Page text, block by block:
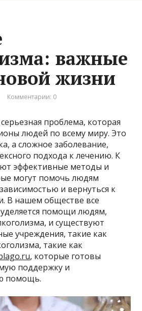
важные
жизни
Комментарии: 0
проблема, которая
людей по всему миру. Это
а сложное заболевание,
подхода к лечению. К
эффективные методы и
могут помочь людям
и вернуться к
В нашем обществе все
помощи людям,
и существуют
учреждения, такие как
такие как
, которые готовы
поддержку и
помощь.